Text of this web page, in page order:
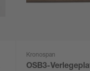
Kronospan
OSB3-